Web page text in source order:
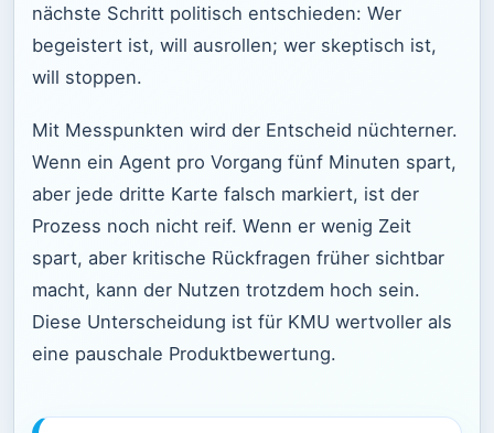
nächste Schritt politisch entschieden: Wer
begeistert ist, will ausrollen; wer skeptisch ist,
will stoppen.
Mit Messpunkten wird der Entscheid nüchterner.
Wenn ein Agent pro Vorgang fünf Minuten spart,
aber jede dritte Karte falsch markiert, ist der
Prozess noch nicht reif. Wenn er wenig Zeit
spart, aber kritische Rückfragen früher sichtbar
macht, kann der Nutzen trotzdem hoch sein.
Diese Unterscheidung ist für KMU wertvoller als
eine pauschale Produktbewertung.